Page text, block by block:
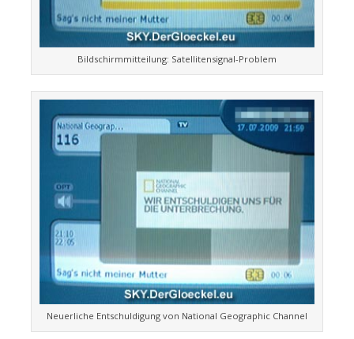
Bildschirmmitteilung: Satellitensignal-Problem
Neuerliche Entschuldigung von National Geographic Channel